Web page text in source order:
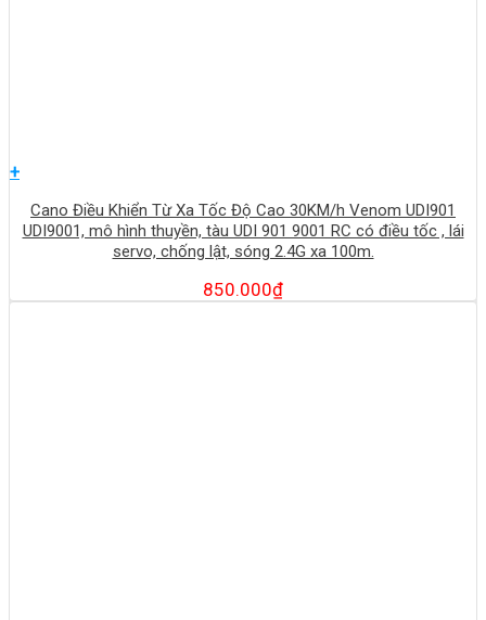
+
Cano Điều Khiển Từ Xa Tốc Độ Cao 30KM/h Venom UDI901
UDI9001, mô hình thuyền, tàu UDI 901 9001 RC có điều tốc , lái
servo, chống lật, sóng 2.4G xa 100m.
850.000₫